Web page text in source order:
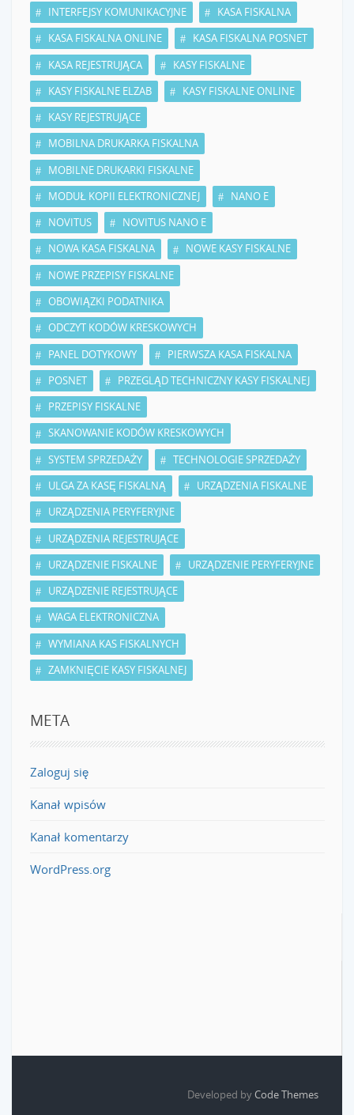
INTERFEJSY KOMUNIKACYJNE
KASA FISKALNA
KASA FISKALNA ONLINE
KASA FISKALNA POSNET
KASA REJESTRUJĄCA
KASY FISKALNE
KASY FISKALNE ELZAB
KASY FISKALNE ONLINE
KASY REJESTRUJĄCE
MOBILNA DRUKARKA FISKALNA
MOBILNE DRUKARKI FISKALNE
MODUŁ KOPII ELEKTRONICZNEJ
NANO E
NOVITUS
NOVITUS NANO E
NOWA KASA FISKALNA
NOWE KASY FISKALNE
NOWE PRZEPISY FISKALNE
OBOWIĄZKI PODATNIKA
ODCZYT KODÓW KRESKOWYCH
PANEL DOTYKOWY
PIERWSZA KASA FISKALNA
POSNET
PRZEGLĄD TECHNICZNY KASY FISKALNEJ
PRZEPISY FISKALNE
SKANOWANIE KODÓW KRESKOWYCH
SYSTEM SPRZEDAŻY
TECHNOLOGIE SPRZEDAŻY
ULGA ZA KASĘ FISKALNĄ
URZĄDZENIA FISKALNE
URZĄDZENIA PERYFERYJNE
URZĄDZENIA REJESTRUJĄCE
URZĄDZENIE FISKALNE
URZĄDZENIE PERYFERYJNE
URZĄDZENIE REJESTRUJĄCE
WAGA ELEKTRONICZNA
WYMIANA KAS FISKALNYCH
ZAMKNIĘCIE KASY FISKALNEJ
META
Zaloguj się
Kanał wpisów
Kanał komentarzy
WordPress.org
Developed byCode Themes